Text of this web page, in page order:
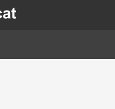
nova finestra.